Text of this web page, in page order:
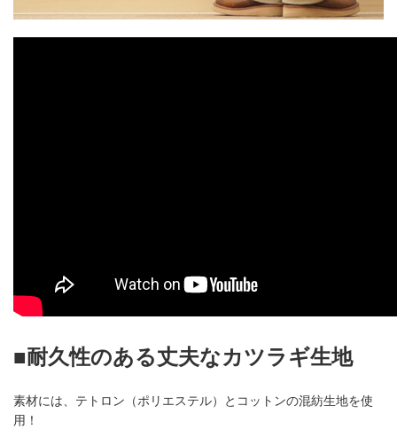
■耐久性のある丈夫なカツラギ生地
素材には、テトロン（ポリエステル）とコットンの混紡生地を使
用！